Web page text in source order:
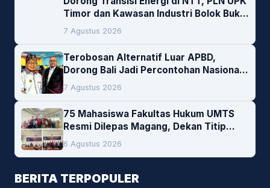
Timor dan Kawasan Industri Bolok Buka
Peluang Investasi Woodchip untuk
Cofiring PLTU Bolok
7 Agustus 2026
Terobosan Alternatif Luar APBD,
Dorong Bali Jadi Percontohan Nasional
Pembiayaan Daerah
7 Agustus 2026
75 Mahasiswa Fakultas Hukum UMTS
Resmi Dilepas Magang, Dekan Titip
Empat Pesan Penting
6 Agustus 2026
BERITA TERPOPULER